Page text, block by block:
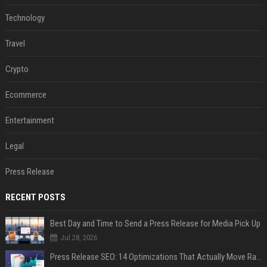
Technology
Travel
Crypto
Ecommerce
Entertainment
Legal
Press Release
RECENT POSTS
Best Day and Time to Send a Press Release for Media Pick Up
Jul 28, 2026
Press Release SEO: 14 Optimizations That Actually Move Rankings